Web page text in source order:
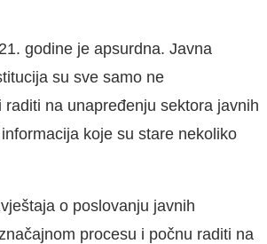
godine je apsurdna. Javna
su sve samo ne
na unapređenju sektora javnih
koje su stare nekoliko
o poslovanju javnih
procesu i počnu raditi na